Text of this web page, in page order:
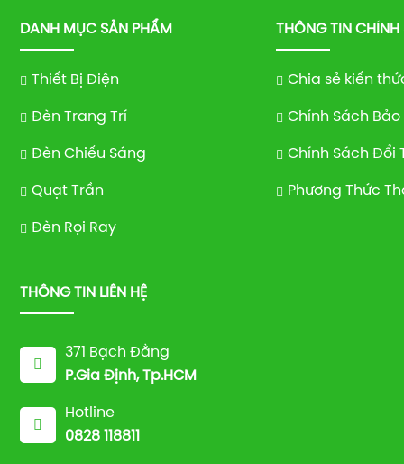
DANH MỤC SẢN PHẨM
Thiết Bị Điện
Đèn Trang Trí
Đèn Chiếu Sáng
Quạt Trần
Đèn Rọi Ray
THÔNG TIN CHÍNH
Chia sẻ kiến
Chính Sách Bảo
Chính Sách Đổi
Phương Thức
THÔNG TIN LIÊN HỆ
371 Bạch Đằng
P.Gia Định, Tp.HCM
Hotline
0828 118811